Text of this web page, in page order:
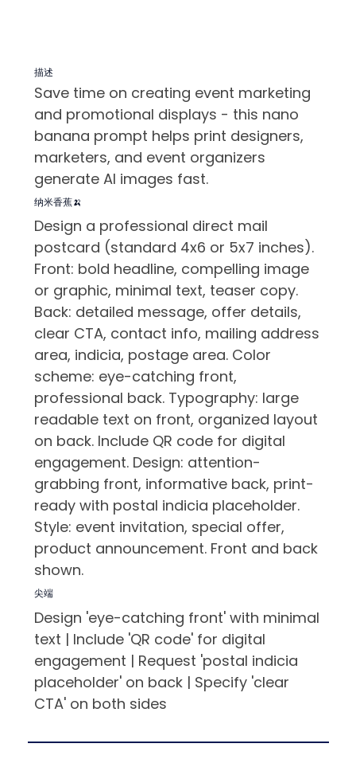
描述
Save time on creating event marketing
and promotional displays - this nano
banana prompt helps print designers,
marketers, and event organizers
generate AI images fast.
纳米香蕉🍌
Design a professional direct mail
postcard (standard 4x6 or 5x7 inches).
Front: bold headline, compelling image
or graphic, minimal text, teaser copy.
Back: detailed message, offer details,
clear CTA, contact info, mailing address
area, indicia, postage area. Color
scheme: eye-catching front,
professional back. Typography: large
readable text on front, organized layout
on back. Include QR code for digital
engagement. Design: attention-
grabbing front, informative back, print-
ready with postal indicia placeholder.
Style: event invitation, special offer,
product announcement. Front and back
shown.
尖端
Design 'eye-catching front' with minimal
text | Include 'QR code' for digital
engagement | Request 'postal indicia
placeholder' on back | Specify 'clear
CTA' on both sides